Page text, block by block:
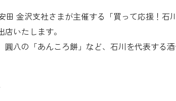
田 金沢支社さまが主催する「買って応援！石
いたします。
圓八の「あんころ餅」など、石川を代表する